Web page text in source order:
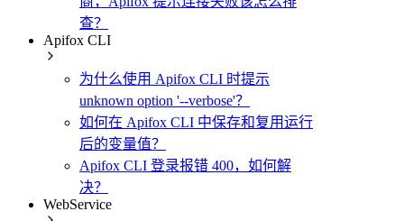
查？
Apifox CLI
为什么使用 Apifox CLI 时提示
unknown option '--verbose'？
如何在 Apifox CLI 中保存和复用运行
后的变量值？
Apifox CLI 登录报错 400，如何解
决？
WebService